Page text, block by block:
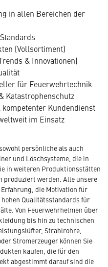
in allen Bereichen der
(Vollsortiment)
& Innovationen)
für Feuerwehrtechnik
Katastrophenschutz
Kundendienst
im Einsatz
persönliche als auch
und Löschsysteme, die in
in weiteren Produktionsstätten
werden. Alle unsere
die Motivation für
Qualitätsstandards für
Von Feuerwehrhelmen über
bis hin zu technischen
Strahlrohre,
Stromerzeuger können Sie
kaufen, die für den
abgestimmt darauf sind die